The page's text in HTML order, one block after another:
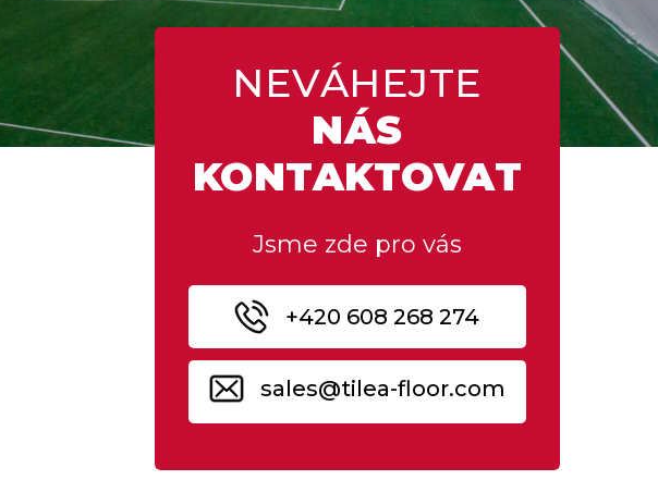
NEVÁHEJTE
NÁS
KONTAKTOVAT
Jsme zde pro vás
+420 608 268 274
sales@tilea-floor.com